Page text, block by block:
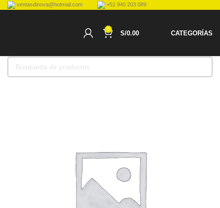
ventasdinova@hotmail.com +51 940 203 089
0
S/0.00 CATEGORÍAS